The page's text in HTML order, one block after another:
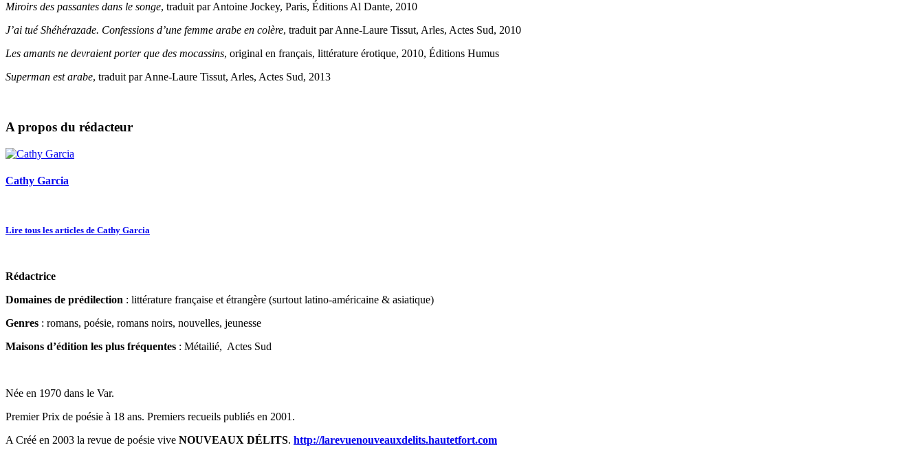
Miroirs des passantes dans le songe, traduit par Antoine Jockey, Paris, Éditions Al Dante, 2010
J’ai tué Shéhérazade. Confessions d’une femme arabe en colère, traduit par Anne-Laure Tissut, Arles, Actes Sud, 2010
Les amants ne devraient porter que des mocassins, original en français, littérature érotique, 2010, Éditions Humus
Superman est arabe, traduit par Anne-Laure Tissut, Arles, Actes Sud, 2013
A propos du rédacteur
Cathy Garcia
Lire tous les articles de Cathy Garcia
Rédactrice
Domaines de prédilection : littérature française et étrangère (surtout latino-américaine & asiatique)
Genres : romans, poésie, romans noirs, nouvelles, jeunesse
Maisons d’édition les plus fréquentes : Métailié, Actes Sud
Née en 1970 dans le Var.
Premier Prix de poésie à 18 ans. Premiers recueils publiés en 2001.
A Créé en 2003 la revue de poésie vive NOUVEAUX DÉLITS. http://larevuenouveauxdelits.hautetfort.com